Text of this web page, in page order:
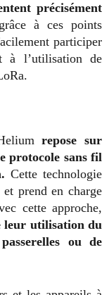
précisément
à ces points
participer
à l’utilisation de
repose sur
protocole sans fil
Cette technologie
prend en charge
cette approche,
leur utilisation du
ou de